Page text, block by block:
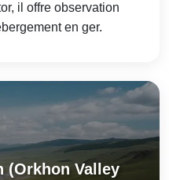
il offre observation
en ger.
(Orkhon Valley